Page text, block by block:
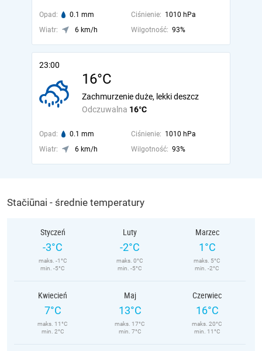
Opad: 0.1 mm Ciśnienie: 1010 hPa
Wiatr:
6 km/h Wilgotność: 93%
23:00
16°C
Odczuwalna 16°C
Zachmurzenie duże, lekki deszcz
Opad: 0.1 mm Ciśnienie: 1010 hPa
Wiatr:
6 km/h Wilgotność: 93%
Stačiūnai - średnie temperatury
Styczeń
-3°C
maks. -1°C
min. -5°C
Luty
-2°C
maks. 0°C
min. -5°C
Marzec
1°C
maks. 5°C
min. -2°C
Kwiecień
7°C
maks. 11°C
min. 2°C
Maj
13°C
maks. 17°C
min. 7°C
Czerwiec
16°C
maks. 20°C
min. 11°C